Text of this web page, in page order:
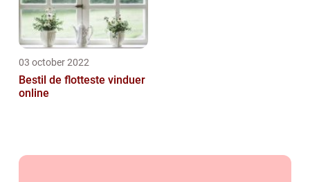
03 october 2022
Bestil de flotteste vinduer
online